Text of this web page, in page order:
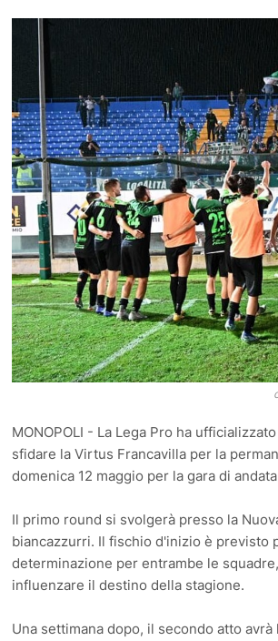
MONOPOLI - La Lega Pro ha
sfidare la Virtus Francavilla per la
domenica 12 maggio per la gara di
Il primo round si svolgerà presso la
biancazzurri. Il fischio d'inizio è previsto
determinazione per entrambe le
influenzare il destino della stagione.
Una settimana dopo, il secondo atto